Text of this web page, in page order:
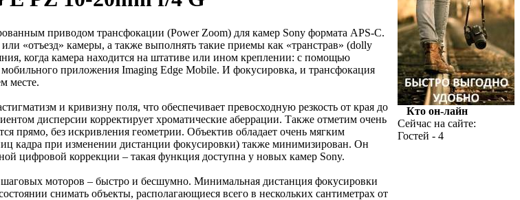
приводом трансфокации (Power Zoom) для камер Sony формата APS-C.
«отъезд» камеры, а также выполнять такие приемы как «транстрав» (dolly
когда камера находится на штативе или ином креплении: с помощью
приложения Imaging Edge Mobile. И фокусировка, и трансфокация
месте.
и кривизну поля, что обеспечивает превосходную резкость от края до
дисперсии корректирует хроматические аберрации. Также отметим очень
прямо, без искривления геометрии. Объектив обладает очень мягким
кадра при изменении дистанции фокусировки) также минимизирован. Он
цифровой коррекции – такая функция доступна у новых камер Sony.
моторов – быстро и бесшумно. Минимальная дистанция фокусировки
снимать объекты, располагающиеся всего в нескольких сантиметрах от
Кто он-лайн
Сейчас на сайте:
Гостей - 4